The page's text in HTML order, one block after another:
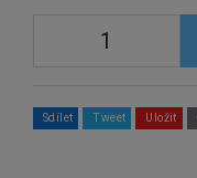
Sdílet Tweet Uložit